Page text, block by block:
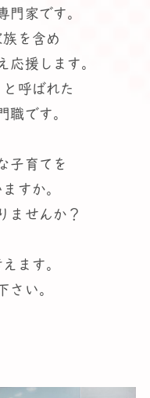
門家です。
を含め
応援します。
呼ばれた
職です。
子育てを
すか。
ませんか？
ます。
さい。